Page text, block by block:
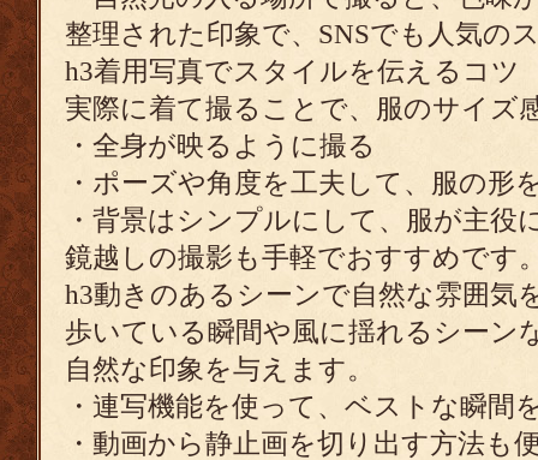
整理された印象で、SNSでも人気の
h3着用写真でスタイルを伝えるコツ
実際に着て撮ることで、服のサイズ
・全身が映るように撮る
・ポーズや角度を工夫して、服の形
・背景はシンプルにして、服が主役
鏡越しの撮影も手軽でおすすめです
h3動きのあるシーンで自然な雰囲気
歩いている瞬間や風に揺れるシーン
自然な印象を与えます。
・連写機能を使って、ベストな瞬間
・動画から静止画を切り出す方法も